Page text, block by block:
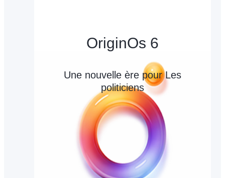
OriginOs 6
Une nouvelle ère pour Les
politiciens